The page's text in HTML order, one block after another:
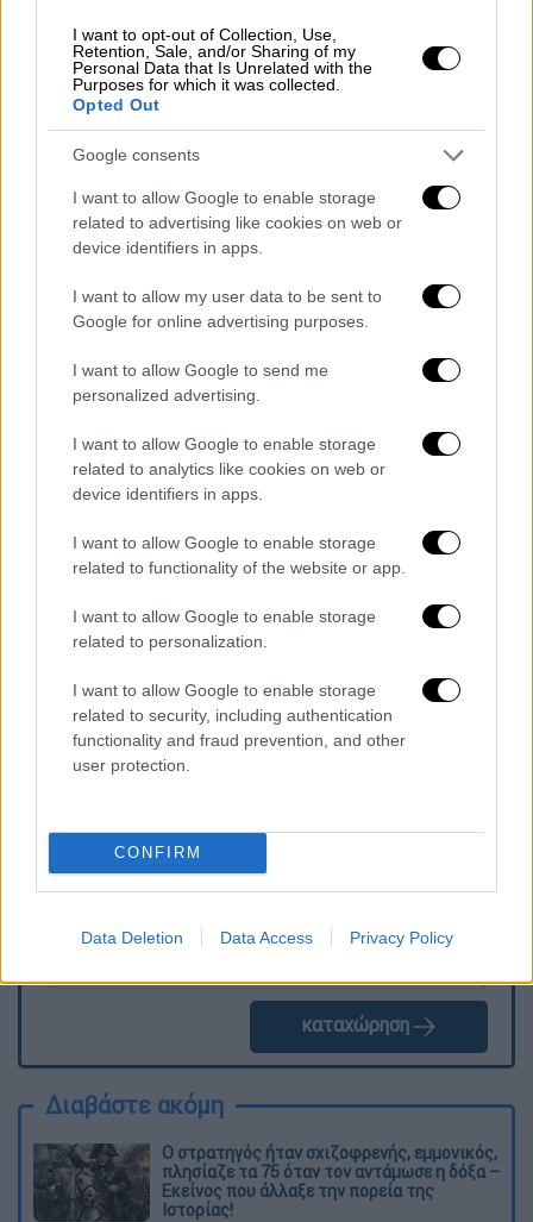
I want to opt-out of Collection, Use,
Retention, Sale, and/or Sharing of my
Personal Data that Is Unrelated with the
Purposes for which it was collected.
Opted Out
Google consents
I want to allow Google to enable storage
related to advertising like cookies on web or
device identifiers in apps.
I want to allow my user data to be sent to
Google for online advertising purposes.
I want to allow Google to send me
personalized advertising.
I want to allow Google to enable storage
related to analytics like cookies on web or
device identifiers in apps.
I want to allow Google to enable storage
related to functionality of the website or app.
I want to allow Google to enable storage
related to personalization.
I want to allow Google to enable storage
related to security, including authentication
functionality and fraud prevention, and other
user protection.
CONFIRM
Data Deletion Data Access Privacy Policy
γεωτρήσεις εγγυώνται την ασφάλεια
απέναντι σε όσους αμφισβητούν τα
κυριαρχικά μας δικαιώματα
Παράλληλα, πρόσθεσε ότι: «Ενισχύσαμε τη
νομική βάση των σχέσεών μας με τις
συμφωνίες που υπογράψαμε. Μετέφερα τις
προσδοκίες μας στον κ. Μητσοτάκη
σχετικά
Θράκης, για να επωφεληθούν πλήρως των
εκπαιδευτικών και θρησκευτικών
δικαιωμάτων».
«Επιδιώκουμε να αυξήσουμε τον διμερή όγκο
Ελλάδα, ο οποίος έφτασε τα 7
δισεκατομμύρια δολάρια πέρυσι,στα 10
δισεκατομμύρια δολάρια», κατέληξε ο
Ρετζέπ Ταγίπ Ερντογάν.
Τα σχολιά σας δημοσιεύονται άμεσα με δική σας ευθύνη. Το
ΕΘΝΟΣ θα παρεμβαίνει και τα προσβλητικά σχόλια θα
καταχώρηση
Διαβάστε ακόμη
O στρατηγός ήταν σχιζοφρενής, εμμονικός,
πλησίαζε τα 75 όταν τον αντάμωσε η δόξα –
Εκείνος που άλλαξε την πορεία της
Ιστορίας!